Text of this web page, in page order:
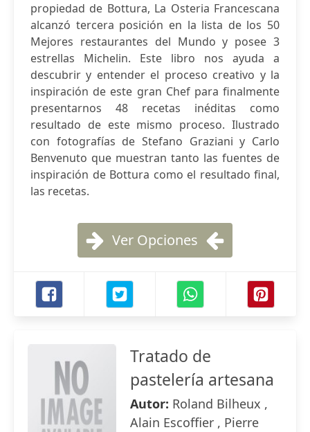
propiedad de Bottura, La Osteria Francescana
alcanzó tercera posición en la lista de los 50
Mejores restaurantes del Mundo y posee 3
estrellas Michelin. Este libro nos ayuda a
descubrir y entender el proceso creativo y la
inspiración de este gran Chef para finalmente
presentarnos 48 recetas inéditas como
resultado de este mismo proceso. Ilustrado
con fotografías de Stefano Graziani y Carlo
Benvenuto que muestran tanto las fuentes de
inspiración de Bottura como el resultado final,
las recetas.
Ver Opciones
Tratado de
pastelería artesana
Autor: Roland Bilheux ,
Alain Escoffier , Pierre